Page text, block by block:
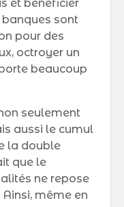
et bénéficier
sont
pour des
octroyer un
beaucoup
seulement
aussi le cumul
la double
que le
ne repose
même en